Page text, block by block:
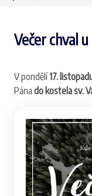
Večer chval
V pondělí17.
Pána do kostela sv.